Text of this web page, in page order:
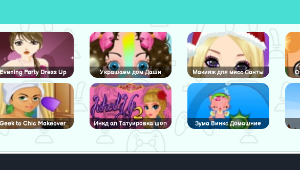
Evening Party Dress Up Украшаем дом Даши Макияж для мисс Санты
Geek to Chic Makeover
Инкд ап Татуировка шоп
2
Зума Винкс Домашние
Животные